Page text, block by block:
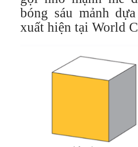
bóng sáu mảnh
xuất hiện tại World